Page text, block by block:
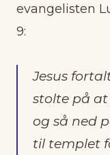
evangelisten
9:
Jesus
stolte på
og så ned
til templet